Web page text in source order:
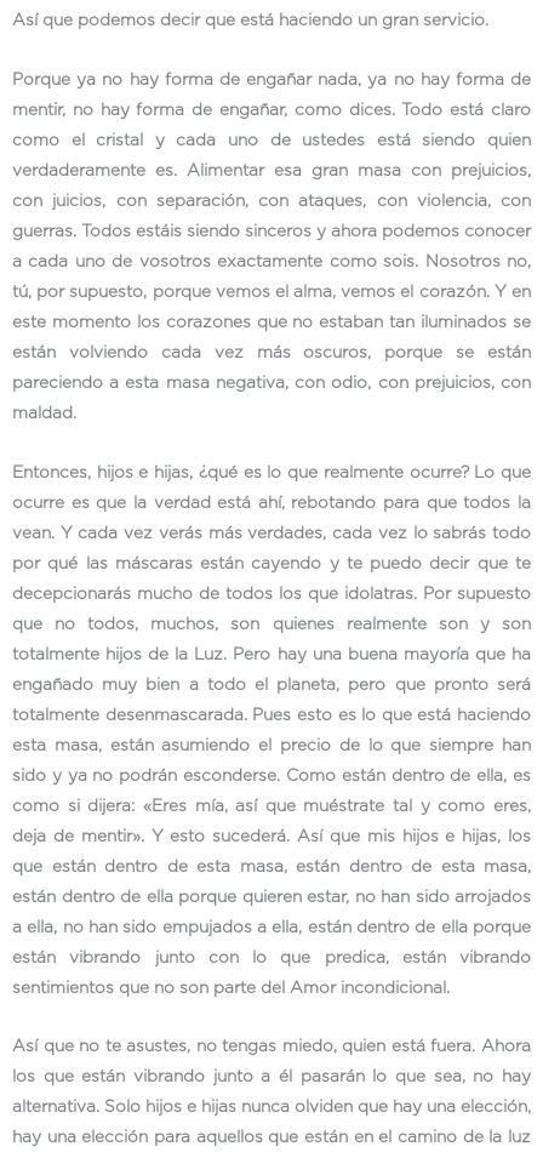
Así que podemos decir que está haciendo un gran servicio.
Porque ya no hay forma de engañar nada, ya no hay forma de
mentir, no hay forma de engañar, como dices. Todo está claro
como el cristal y cada uno de ustedes está siendo quien
verdaderamente es. Alimentar esa gran masa con prejuicios,
con juicios, con separación, con ataques, con violencia, con
guerras. Todos estáis siendo sinceros y ahora podemos conocer
a cada uno de vosotros exactamente como sois. Nosotros no,
tú, por supuesto, porque vemos el alma, vemos el corazón. Y en
este momento los corazones que no estaban tan iluminados se
están volviendo cada vez más oscuros, porque se están
pareciendo a esta masa negativa, con odio, con prejuicios, con
maldad.
Entonces, hijos e hijas, ¿qué es lo que realmente ocurre? Lo que
ocurre es que la verdad está ahí, rebotando para que todos la
vean. Y cada vez verás más verdades, cada vez lo sabrás todo
por qué las máscaras están cayendo y te puedo decir que te
decepcionarás mucho de todos los que idolatras. Por supuesto
que no todos, muchos, son quienes realmente son y son
totalmente hijos de la Luz. Pero hay una buena mayoría que ha
engañado muy bien a todo el planeta, pero que pronto será
totalmente desenmascarada. Pues esto es lo que está haciendo
esta masa, están asumiendo el precio de lo que siempre han
sido y ya no podrán esconderse. Como están dentro de ella, es
como si dijera: «Eres mía, así que muéstrate tal y como eres,
deja de mentir». Y esto sucederá. Así que mis hijos e hijas, los
que están dentro de esta masa, están dentro de esta masa,
están dentro de ella porque quieren estar, no han sido arrojados
a ella, no han sido empujados a ella, están dentro de ella porque
están vibrando junto con lo que predica, están vibrando
sentimientos que no son parte del Amor incondicional.
Así que no te asustes, no tengas miedo, quien está fuera. Ahora
los que están vibrando junto a él pasarán lo que sea, no hay
alternativa. Solo hijos e hijas nunca olviden que hay una elección,
hay una elección para aquellos que están en el camino de la luz